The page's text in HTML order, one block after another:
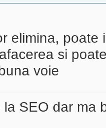
elimina, poate
si
voie
la SEO dar ma